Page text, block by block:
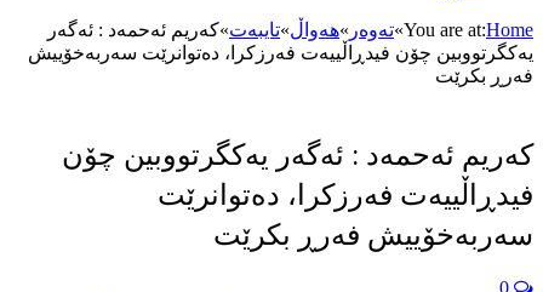
You are at:Home
»تەوەر »هەواڵ»تایبه‌ت»كه‌ریم ئه‌حمه‌د : ئه‌گه‌ر
یه‌كگرتووبین چۆن فیدڕاڵییه‌ت فه‌رزكرا، ده‌توانرێت سه‌ربه‌خۆییش
فه‌رڕ بكرێت
كه‌ریم ئه‌حمه‌د : ئه‌گه‌ر یه‌كگرتووبین چۆن
فیدڕاڵییه‌ت فه‌رزكرا، ده‌توانرێت
سه‌ربه‌خۆییش فه‌رڕ بكرێت